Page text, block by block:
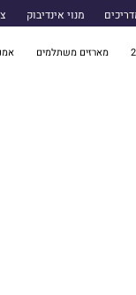
מנוי אינדיבוק
מארזים משתלמים